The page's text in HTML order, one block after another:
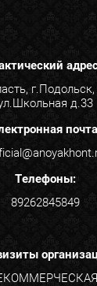
д.33
Телефоны:
89262845849